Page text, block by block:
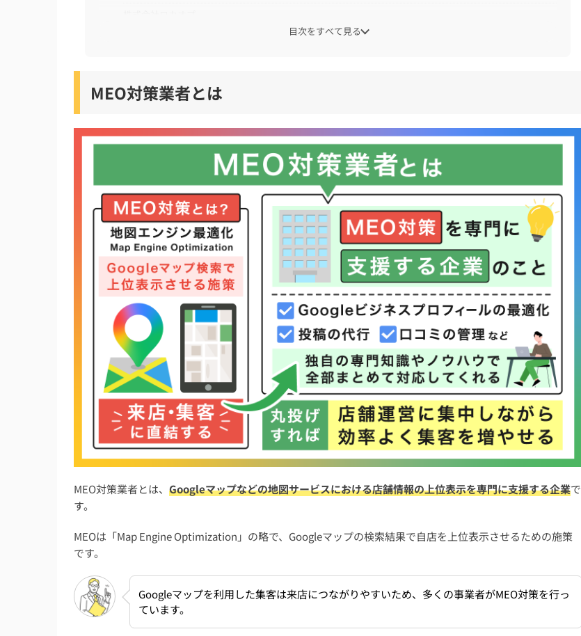
株式会社GMOトライハッチ
株式会社トリニアス
株式会社Faber Company
MEO対策業者の比較ポイント【優良企業の選び方】
自社と同じ業種・近隣エリアにおける実績はあるか
費用形態は「成果報酬型」か「月額固定型」か
検索順位だけでなく来店数や予約数の増加をKPIとして設定しているか
「サクラの口コミ投稿」などのガイドライン違反を行わない健全な業者か
定期的なレポート提出や店舗への具体的な改善提案を行ってくれるか
MEO対策業者に依頼するメリット・デメリット
MEO対策業者に依頼するメリット
MEO対策業者に依頼するデメリット
MEO対策業者に依頼する手順・流れ
MEO対策業者に関するよくある質問
MEO対策業者に依頼する際にやってはいけないこととは？
SEOとMEOはどちらが大事？
まとめ：MEO対策業者おすすめ11選【費用相場や会社の選び方も解説】
目次をすべて見る
MEO対策業者とは
MEO対策業者とは、 Googleマップなどの地図サービスにおける店舗情報の上位表示を専門に支援する企業で
す。
MEOは「Map Engine Optimization」の略で、Googleマップの検索結果で自店を上位表示させるための施策
です。
Googleマップを利用した集客は来店につながりやすいため、多くの事業者がMEO対策を行っ
ています。